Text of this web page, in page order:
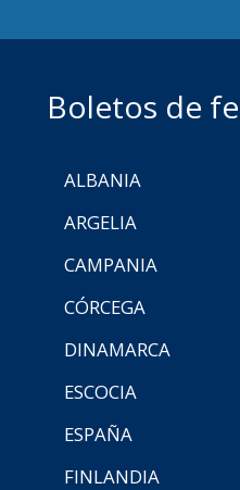
Boletos de
ALBANIA
ARGELIA
CAMPANIA
CÓRCEGA
DINAMARCA
ESCOCIA
ESPAÑA
FINLANDIA